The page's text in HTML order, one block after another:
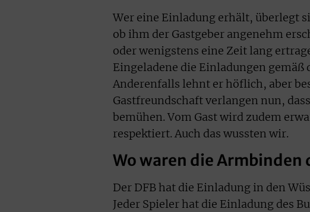
Wer eine Einladung erhält, überlegt
ob ihm der Gastgeber angenehm
oder wenigstens eine Zeit lang
Eingeladene die Einladungen
Anderenfalls lehnt er höflich, aber
Gastfreundschaft verlangen nun,
bemühen. Vom Gast wird zudem
respektiert. Auch das wussten wir.
Wo waren die Armbinden
Der DFB hat die Einladung in den
Jeder Spieler hat die Einladung des